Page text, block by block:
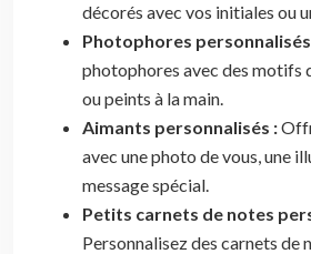
décorés avec vos initiales ou
Photophores
photophores avec des motifs
ou peints à la main.
Aimants personnalisés :
avec une photo de vous, une
message spécial.
Petits carnets de notes
Personnalisez des carnets de